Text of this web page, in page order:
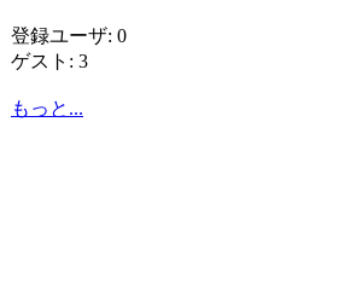
登録ユーザ: 0
ゲスト: 3
もっと...